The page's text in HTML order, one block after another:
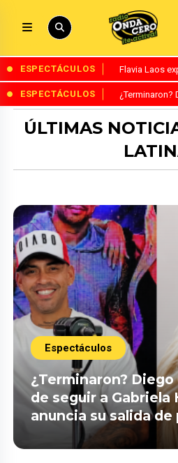
ESPECTÁCULOS Flavia Laos
ESPECTÁCULOS
ÚLTIMAS
Espectáculos
¿Terminaron?
de seguir a Gabriela
anuncia su salida